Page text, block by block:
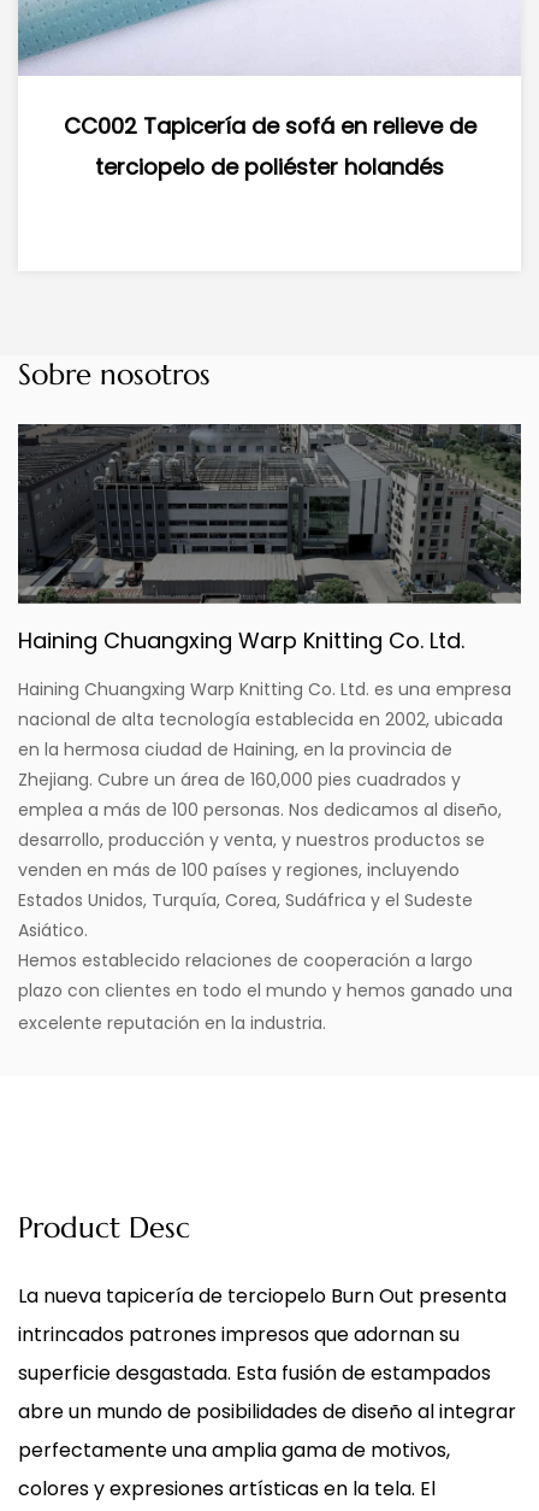
en relieve de
holandés
CC007 Tapicería
Supersónico
Sobre nosotros
Haining Chuangxing Warp Knitting Co. Ltd.
Haining Chuangxing Warp Knitting Co. Ltd. es una empresa
nacional de alta tecnología establecida en 2002, ubicada
en la hermosa ciudad de Haining, en la provincia de
Zhejiang. Cubre un área de 160,000 pies cuadrados y
emplea a más de 100 personas. Nos dedicamos al diseño,
desarrollo, producción y venta, y nuestros productos se
venden en más de 100 países y regiones, incluyendo
Estados Unidos, Turquía, Corea, Sudáfrica y el Sudeste
Asiático.
Hemos establecido relaciones de cooperación a largo
plazo con clientes en todo el mundo y hemos ganado una
excelente reputación en la industria.
Product Desc
La nueva tapicería de terciopelo Burn Out presenta
intrincados patrones impresos que adornan su
superficie desgastada. Esta fusión de estampados
abre un mundo de posibilidades de diseño al integrar
perfectamente una amplia gama de motivos,
colores y expresiones artísticas en la tela. El